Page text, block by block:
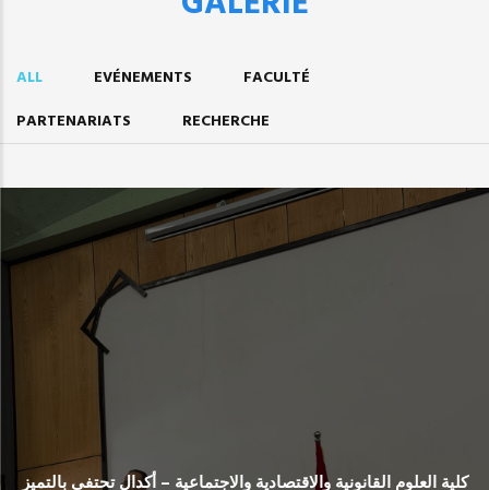
ALL EVÉNEMENTS
FACULTÉ
PARTENARIATS
RECHERCHE
كلية العلوم القانونية والاقتصادية والاجتماعية – أكدال تحتفي بالتميز